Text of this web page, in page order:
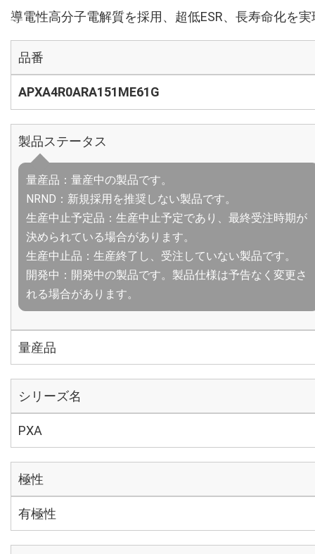
導電性高分子電解質を採用、超低ESR、長寿命化を実
品番
APXA4R0ARA151ME61G
製品ステータス
量産品：量産中の製品です。
NRND：新規採用を推奨しない製品です。
生産中止予定品：生産中止予定であり、最終受注時期が
決められている場合があります。
生産中止品：生産終了し、受注していない製品です。
開発中：開発中の製品です。製品仕様は予告なく変更さ
れる場合があります。
量産品
シリーズ名
PXA
極性
有極性